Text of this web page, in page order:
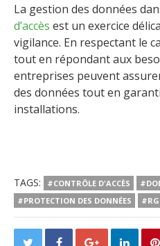
La gestion des données
d’accès est un exercice
vigilance. En respectant le
tout en répondant aux
entreprises peuvent
des données tout en
installations.
TAGS: #CONTRÔLE D'ACCÈS
#PROTECTION DES DONNÉES